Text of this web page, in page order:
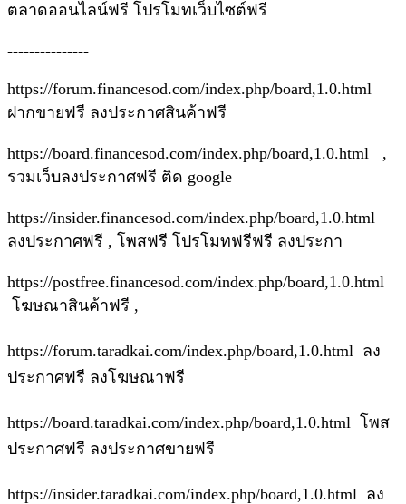
ตลาดออนไลน์ฟรี โปรโมทเว็บไซต์ฟรี
---------------
https://forum.financesod.com/index.php/board,1.0.html
ฝากขายฟรี ลงประกาศสินค้าฟรี
https://board.financesod.com/index.php/board,1.0.html ,
รวมเว็บลงประกาศฟรี ติด google
https://insider.financesod.com/index.php/board,1.0.html
ลงประกาศฟรี , โพสฟรี โปรโมทฟรีฟรี ลงประกา
https://postfree.financesod.com/index.php/board,1.0.html
โฆษณาสินค้าฟรี ,
https://forum.taradkai.com/index.php/board,1.0.html ลง
ประกาศฟรี ลงโฆษณาฟรี
https://board.taradkai.com/index.php/board,1.0.html โพส
ประกาศฟรี ลงประกาศขายฟรี
https://insider.taradkai.com/index.php/board,1.0.html ลง